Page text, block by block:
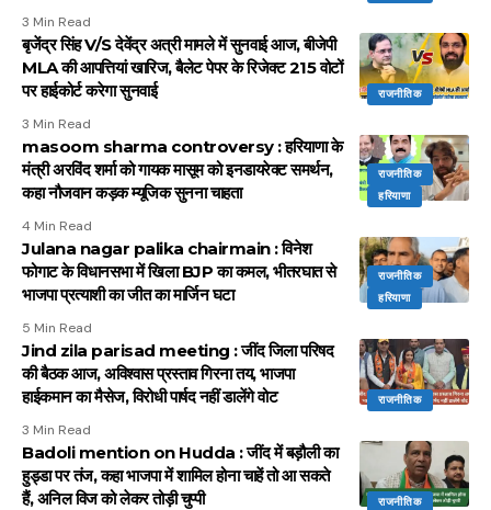
3 Min Read
राजनीतिक
बृजेंद्र सिंह V/S देवेंद्र अत्री मामले में सुनवाई आज, बीजेपी
MLA की आपत्तियां खारिज, बैलेट पेपर के रिजेक्ट 215 वोटों
पर हाईकोर्ट करेगा सुनवाई
3 Min Read
राजनीतिक
हरियाणा
masoom sharma controversy : हरियाणा के
मंत्री अरविंद शर्मा को गायक मासूम को इनडायरेक्ट समर्थन,
कहा नौजवान कड़क म्यूजिक सुनना चाहता
4 Min Read
राजनीतिक
हरियाणा
Julana nagar palika chairmain : विनेश
फोगाट के विधानसभा में खिला BJP का कमल, भीतरघात से
भाजपा प्रत्याशी का जीत का मार्जिन घटा
5 Min Read
राजनीतिक
Jind zila parisad meeting : जींद जिला परिषद
की बैठक आज, अविश्वास प्रस्ताव गिरना तय, भाजपा
हाईकमान का मैसेज, विरोधी पार्षद नहीं डालेंगे वोट
3 Min Read
राजनीतिक
Badoli mention on Hudda : जींद में बड़ौली का
हुड्डा पर तंज, कहा भाजपा में शामिल होना चाहें तो आ सकते
हैं, अनिल विज को लेकर तोड़ी चुप्पी